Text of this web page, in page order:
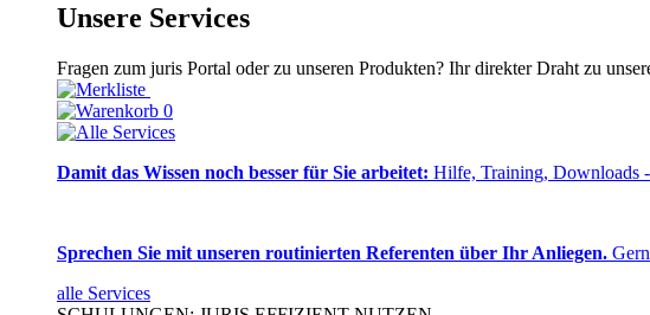
Unsere Services
Fragen zum juris Portal oder zu unseren Produkten? Ihr direkter Draht zu
0
Damit das Wissen noch besser für Sie arbeitet: Hilfe, Training, Downloads
Sprechen Sie mit unseren routinierten Referenten über Ihr Anliegen.
alle Services